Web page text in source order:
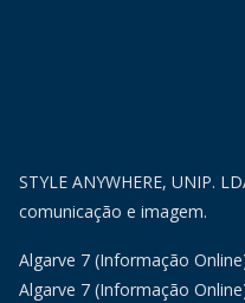
STYLE ANYWHERE, UNIP.
comunicação e imagem.
Algarve 7 (Informação
Algarve 7 (Informação